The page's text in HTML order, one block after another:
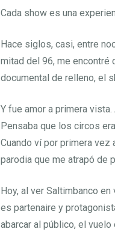
Cada show es una
Hace siglos, casi, entre
mitad del 96, me encontré
documental de relleno, el
Y fue amor a primera
Pensaba que los circos
Cuando ví por primera vez
parodia que me atrapó de
Hoy, al ver Saltimbanco
es partenaire y
abarcar al público, el